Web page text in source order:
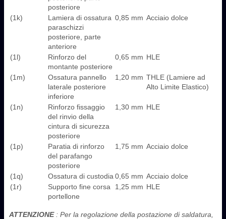
posteriore
(1k)
Lamiera di ossatura
paraschizzi
posteriore, parte
anteriore
0,85 mm Acciaio dolce
(1l)
Rinforzo del
montante posteriore
0,65 mm HLE
(1m)
Ossatura pannello
laterale posteriore
inferiore
1,20 mm THLE (Lamiere ad
Alto Limite Elastico)
(1n)
Rinforzo fissaggio
del rinvio della
cintura di sicurezza
posteriore
1,30 mm HLE
(1p)
Paratia di rinforzo
del parafango
posteriore
1,75 mm Acciaio dolce
(1q) Ossatura di custodia 0,65 mm Acciaio dolce
(1r)
Supporto fine corsa
portellone
1,25 mm HLE
ATTENZIONE: Per la regolazione della postazione di saldatura,